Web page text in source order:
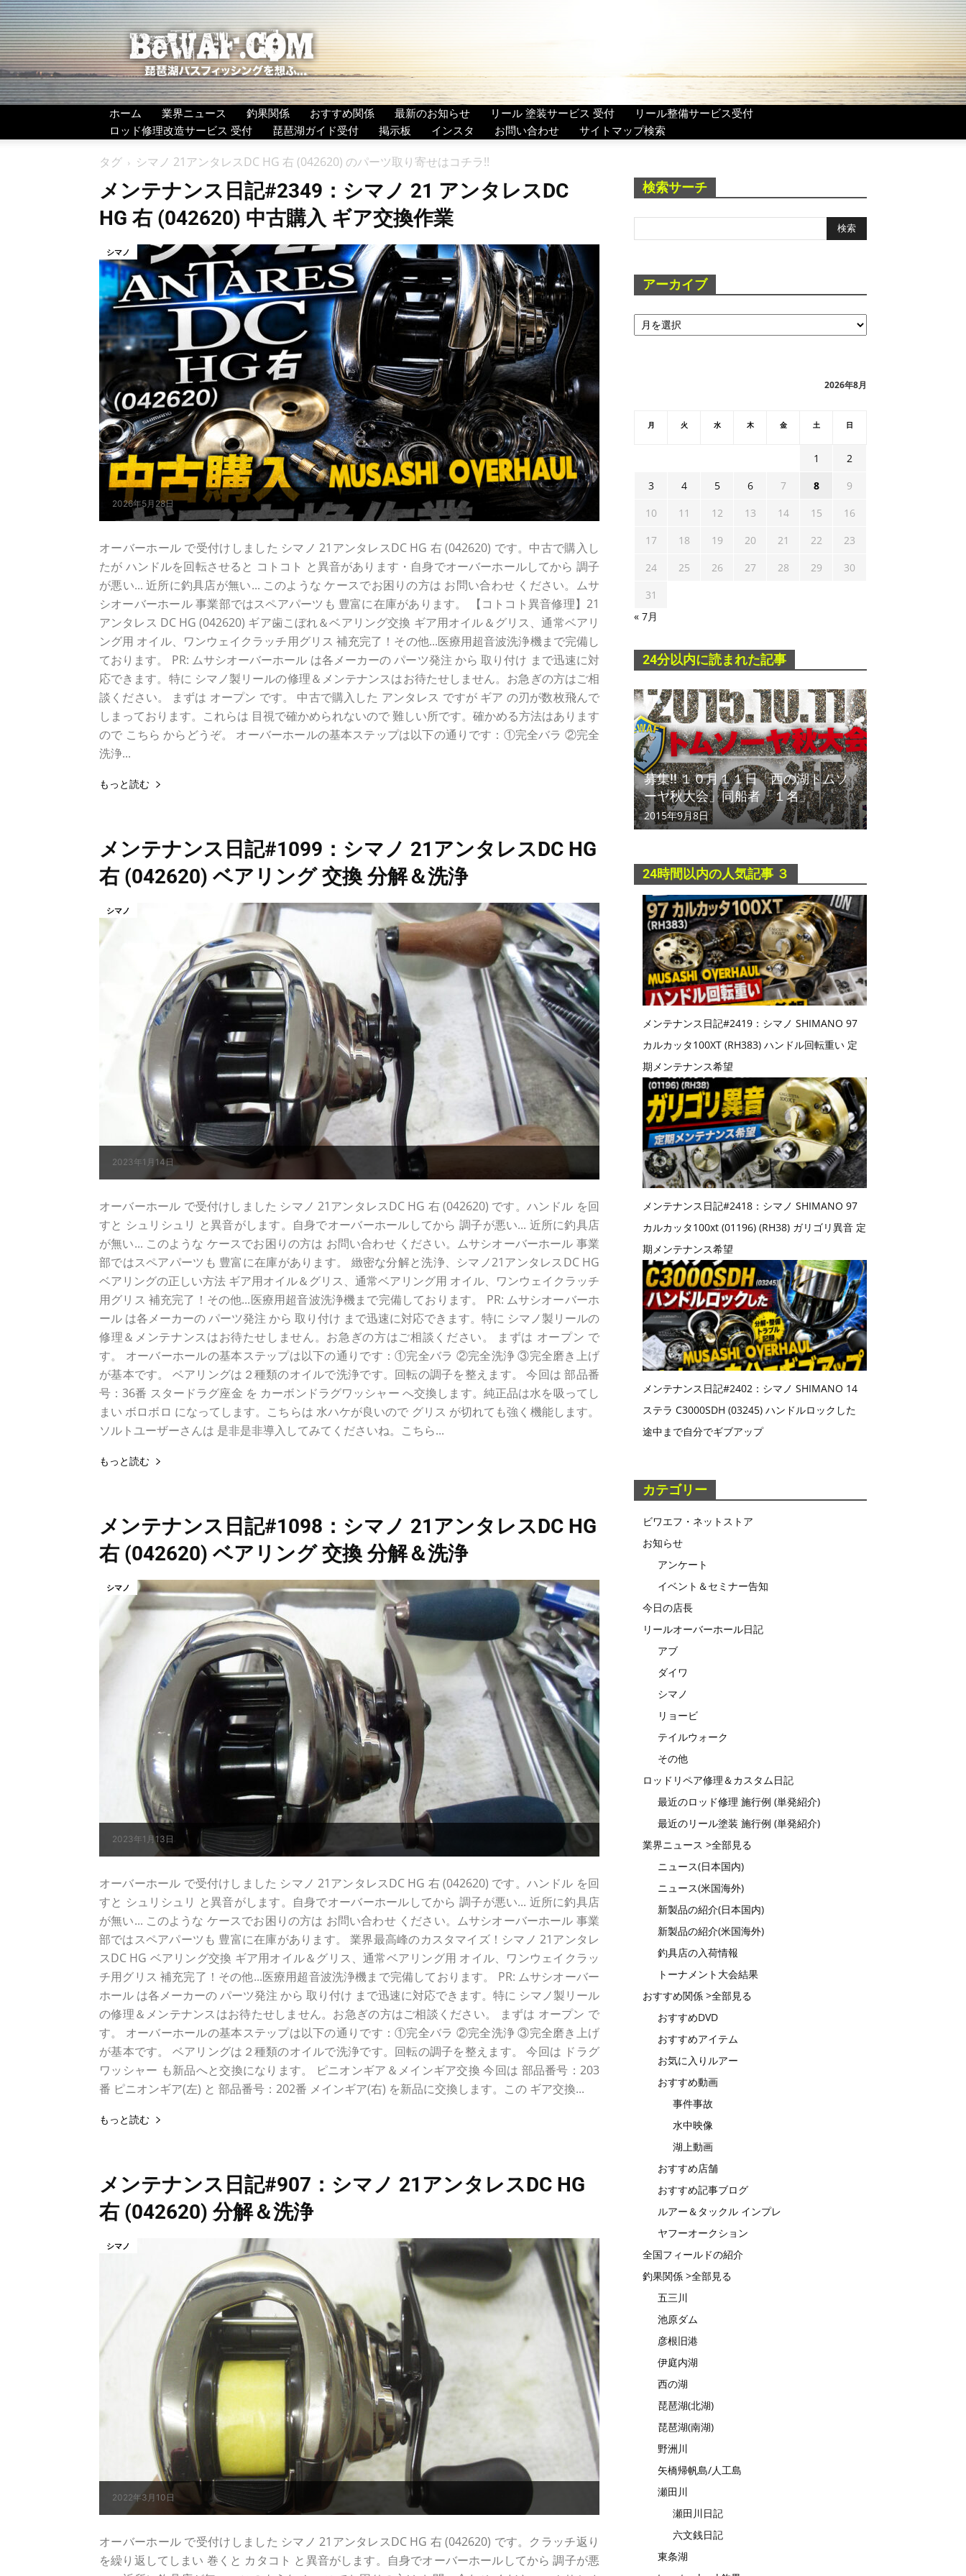
BeWAF
(ビ
ワ
エ
フ）
ホーム 業界ニュース 釣果関係 おすすめ関係 最新のお知らせ リール 塗装サービス 受付
リール整備サービス受付
ロッド修理改造サービス 受付
琵琶湖ガイド受付 掲示板 インスタ お問い合わせ サイトマップ検索
タグ シマノ 21アンタレスDC HG 右 (042620) のパーツ取り寄せはコチラ!!
メンテナンス日記#2349：シマノ 21 アンタレスDC
HG 右 (042620) 中古購入 ギア交換作業
2026年5月28日
シマノ
オーバーホール で受付けしました シマノ 21アンタレスDC HG 右 (042620) です。中古で購入し
たが ハンドルを回転させると コトコト と異音があります・自身でオーバーホールしてから 調子
が悪い... 近所に釣具店が無い... このような ケースでお困りの方は お問い合わせ ください。ムサ
シオーバーホール 事業部ではスペアパーツも 豊富に在庫があります。 【コトコト異音修理】21
アンタレス DC HG (042620) ギア歯こぼれ＆ベアリング交換 ギア用オイル＆グリス、通常ベアリ
ング用 オイル、ワンウェイクラッチ用グリス 補充完了！その他...医療用超音波洗浄機まで完備し
ております。 PR: ムサシオーバーホール は各メーカーの パーツ発注 から 取り付け まで迅速に対
応できます。特に シマノ製リールの修理＆メンテナンスはお待たせしません。お急ぎの方はご相
談ください。 まずは オープン です。 中古で購入した アンタレス ですが ギア の刃が数枚飛んで
しまっております。これらは 目視で確かめられないので 難しい所です。確かめる方法はあります
ので こちら からどうぞ。 オーバーホールの基本ステップは以下の通りです：①完全バラ ②完全
洗浄...
もっと読む
メンテナンス日記#1099：シマノ 21アンタレスDC HG
右 (042620) ベアリング 交換 分解＆洗浄
2023年1月14日
シマノ
オーバーホール で受付けしました シマノ 21アンタレスDC HG 右 (042620) です。ハンドル を回
すと シュリシュリ と異音がします。自身でオーバーホールしてから 調子が悪い... 近所に釣具店
が無い... このような ケースでお困りの方は お問い合わせ ください。ムサシオーバーホール 事業
部ではスペアパーツも 豊富に在庫があります。 緻密な分解と洗浄、シマノ21アンタレスDC HG
ベアリングの正しい方法 ギア用オイル＆グリス、通常ベアリング用 オイル、ワンウェイクラッチ
用グリス 補充完了！その他...医療用超音波洗浄機まで完備しております。 PR: ムサシオーバーホ
ール は各メーカーの パーツ発注 から 取り付け まで迅速に対応できます。特に シマノ製リールの
修理＆メンテナンスはお待たせしません。お急ぎの方はご相談ください。 まずは オープン で
す。 オーバーホールの基本ステップは以下の通りです：①完全バラ ②完全洗浄 ③完全磨き上げ
が基本です。 ベアリングは２種類のオイルで洗浄です。回転の調子を整えます。 今回は 部品番
号：36番 スタードラグ座金 を カーボンドラグワッシャー へ交換します。純正品は水を吸ってし
まい ボロボロ になってします。こちらは 水ハケが良いので グリス が切れても強く機能します。
ソルトユーザーさんは 是非是非導入してみてくださいね。こちら...
もっと読む
メンテナンス日記#1098：シマノ 21アンタレスDC HG
右 (042620) ベアリング 交換 分解＆洗浄
2023年1月13日
シマノ
オーバーホール で受付けしました シマノ 21アンタレスDC HG 右 (042620) です。ハンドル を回
すと シュリシュリ と異音がします。自身でオーバーホールしてから 調子が悪い... 近所に釣具店
が無い... このような ケースでお困りの方は お問い合わせ ください。ムサシオーバーホール 事業
部ではスペアパーツも 豊富に在庫があります。 業界最高峰のカスタマイズ！シマノ 21アンタレ
スDC HG ベアリング交換 ギア用オイル＆グリス、通常ベアリング用 オイル、ワンウェイクラッ
チ用グリス 補充完了！その他...医療用超音波洗浄機まで完備しております。 PR: ムサシオーバー
ホール は各メーカーの パーツ発注 から 取り付け まで迅速に対応できます。特に シマノ製リール
の修理＆メンテナンスはお待たせしません。お急ぎの方はご相談ください。 まずは オープン で
す。 オーバーホールの基本ステップは以下の通りです：①完全バラ ②完全洗浄 ③完全磨き上げ
が基本です。 ベアリングは２種類のオイルで洗浄です。回転の調子を整えます。 今回は ドラグ
ワッシャー も新品へと交換になります。 ピニオンギア＆メインギア交換 今回は 部品番号：203
番 ピニオンギア(左) と 部品番号：202番 メインギア(右) を新品に交換します。この ギア交換...
もっと読む
メンテナンス日記#907：シマノ 21アンタレスDC HG
右 (042620) 分解＆洗浄
2022年3月10日
シマノ
オーバーホール で受付けしました シマノ 21アンタレスDC HG 右 (042620) です。クラッチ返り
を繰り返してしまい 巻くと カタコト と異音がします。自身でオーバーホールしてから 調子が悪
検索サーチ
アーカイブ
ア
ー
2026年8月
月 火 水 木 金 土 日
1
2
3
4 5 6 7 8
9
10
11 12 13 14 15
16
17
18 19 20 21 22
23
24
25 26 27 28 29
30
31
« 7月
24分以内に読まれた記事
募集!! １０月１１日「西の湖トムソ
ーヤ秋大会」同船者「１名」
2015年9月8日
24時間以内の人気記事 ３
メンテナンス日記#2419：シマノ SHIMANO 97
カルカッタ100XT (RH383) ハンドル回転重い 定
期メンテナンス希望
メンテナンス日記#2418：シマノ SHIMANO 97
カルカッタ100xt (01196) (RH38) ガリゴリ異音 定
期メンテナンス希望
メンテナンス日記#2402：シマノ SHIMANO 14
ステラ C3000SDH (03245) ハンドルロックした
途中まで自分でギブアップ
カテゴリー
ビワエフ・ネットストア
お知らせ
アンケート
イベント＆セミナー告知
今日の店長
リールオーバーホール日記
アブ
ダイワ
シマノ
リョービ
テイルウォーク
その他
ロッドリペア修理＆カスタム日記
最近のロッド修理 施行例 (単発紹介)
最近のリール塗装 施行例 (単発紹介)
業界ニュース >全部見る
ニュース(日本国内)
ニュース(米国海外)
新製品の紹介(日本国内)
新製品の紹介(米国海外)
釣具店の入荷情報
トーナメント大会結果
おすすめ関係 >全部見る
おすすめDVD
おすすめアイテム
お気に入りルアー
おすすめ動画
事件事故
水中映像
湖上動画
おすすめ店舗
おすすめ記事ブログ
ルアー＆タックル インプレ
ヤフーオークション
全国フィールドの紹介
釣果関係 >全部見る
五三川
池原ダム
彦根旧港
伊庭内湖
西の湖
琵琶湖(北湖)
琵琶湖(南湖)
野洲川
矢橋帰帆島/人工島
瀬田川
瀬田川日記
六文銭日記
東条湖